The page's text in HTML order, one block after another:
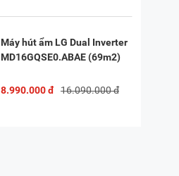
Máy hút ẩm LG Dual Inverter
MD16GQSE0.ABAE (69m2)
8.990.000 đ 16.090.000 đ